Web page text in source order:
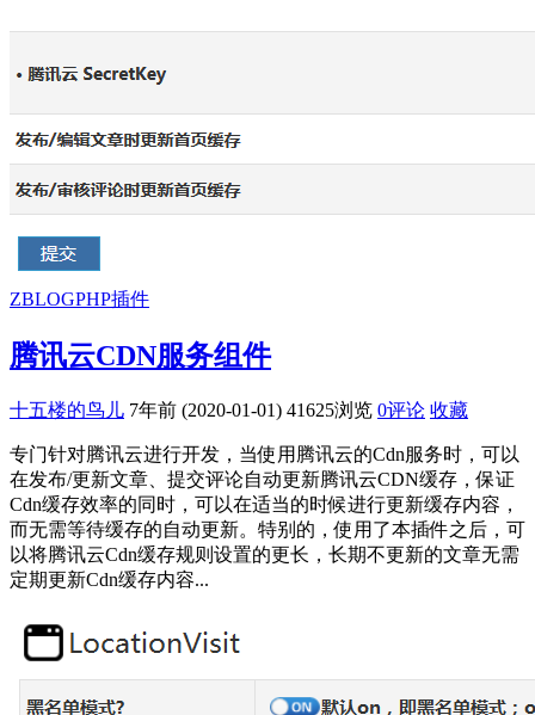
ZBLOGPHP插件
腾讯云CDN服务组件
十五楼的鸟儿 7年前 (2020-01-01) 41625浏览 0评论 收藏
专门针对腾讯云进行开发，当使用腾讯云的Cdn服务时，可以
在发布/更新文章、提交评论自动更新腾讯云CDN缓存，保证
Cdn缓存效率的同时，可以在适当的时候进行更新缓存内容，
而无需等待缓存的自动更新。特别的，使用了本插件之后，可
以将腾讯云Cdn缓存规则设置的更长，长期不更新的文章无需
定期更新Cdn缓存内容...